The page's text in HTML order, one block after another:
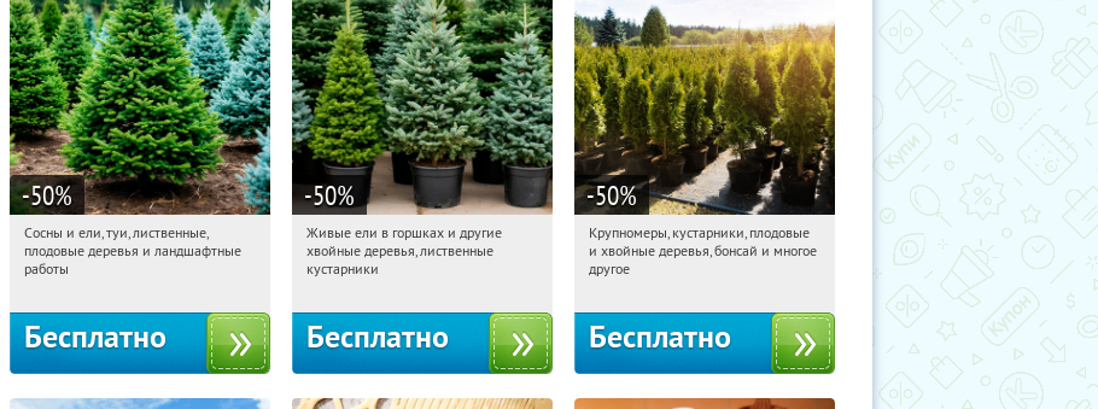
-50%
06:44:05 Получили:
Московская обл., г. Химки,
Сосны и ели, туи, лиственные,
плодовые деревья и ландшафтные
работы
Бесплатно
-50%
06:44:05 Получили:
Московская обл., г. Химки,
Живые ели в горшках и другие
хвойные деревья, лиственные
кустарники
Бесплатно
-50%
06:44:05 Получили:28
Москва, Рябиновая улица, 17
Крупномеры, кустарники, плодовые
и хвойные деревья, бонсай и многое
другое
Бесплатно